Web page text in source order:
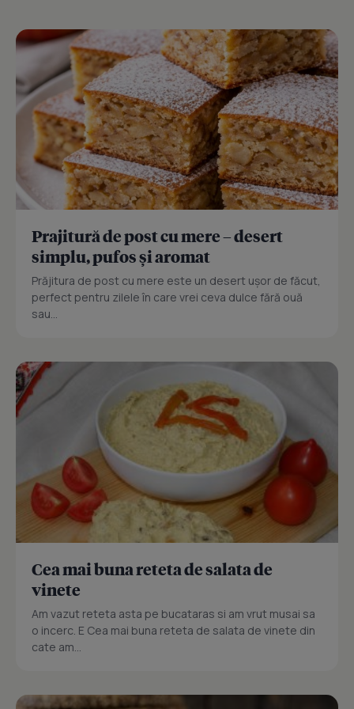
Prajitură de post cu mere – desert
simplu, pufos și aromat
Prăjitura de post cu mere este un desert ușor de făcut,
perfect pentru zilele în care vrei ceva dulce fără ouă
sau...
Cea mai buna reteta de salata de
vinete
Am vazut reteta asta pe bucataras si am vrut musai sa
o incerc. E Cea mai buna reteta de salata de vinete din
cate am...